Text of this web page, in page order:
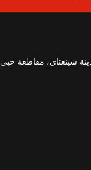
شينغتاي، مقاطعة خبي